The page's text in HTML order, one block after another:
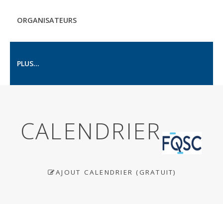
ORGANISATEURS
PLUS...
CALENDRIER
AJOUT CALENDRIER (GRATUIT)